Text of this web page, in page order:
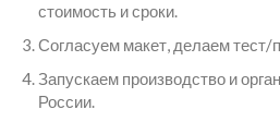
стоимость и сроки.
Согласуем макет, делаем тест/
Запускаем производство и
России.